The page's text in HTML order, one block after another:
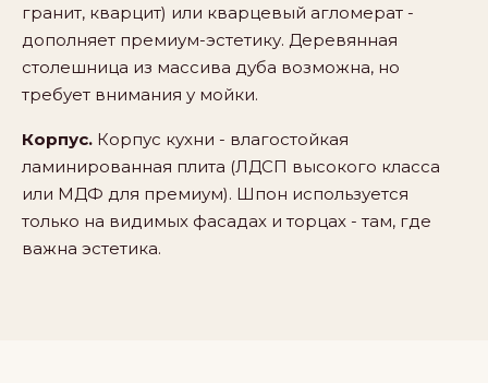
гранит, кварцит) или кварцевый агломерат -
дополняет премиум-эстетику. Деревянная
столешница из массива дуба возможна, но
требует внимания у мойки.
Корпус. Корпус кухни - влагостойкая
ламинированная плита (ЛДСП высокого класса
или МДФ для премиум). Шпон используется
только на видимых фасадах и торцах - там, где
важна эстетика.